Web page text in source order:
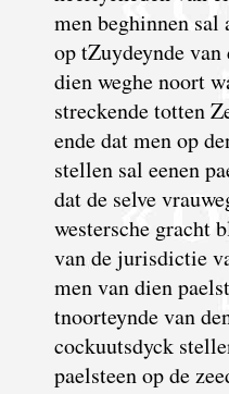
men beghinnen sal
op tZuydeynde van
dien weghe noort
streckende totten
ende dat men op
stellen sal eenen
dat de selve
westersche gracht
van de jurisdictie
men van dien
tnoorteynde van
cockuutsdyck
paelsteen op de